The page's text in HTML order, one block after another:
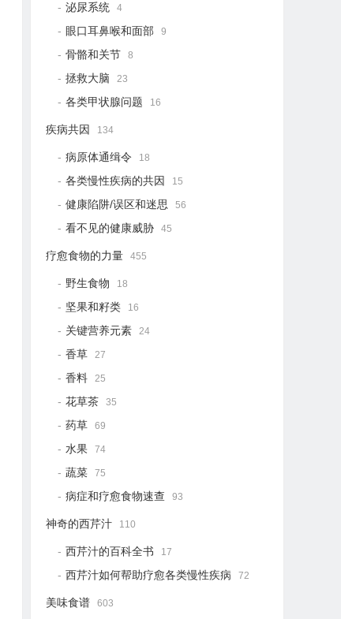
泌尿系统 4
眼口耳鼻喉和面部 9
骨骼和关节 8
拯救大脑 23
各类甲状腺问题 16
疾病共因 134
病原体通缉令 18
各类慢性疾病的共因 15
健康陷阱/误区和迷思 56
看不见的健康威胁 45
疗愈食物的力量 455
野生食物 18
坚果和籽类 16
关键营养元素 24
香草 27
香料 25
花草茶 35
药草 69
水果 74
蔬菜 75
病症和疗愈食物速查 93
神奇的西芹汁 110
西芹汁的百科全书 17
西芹汁如何帮助疗愈各类慢性疾病 72
美味食谱 603